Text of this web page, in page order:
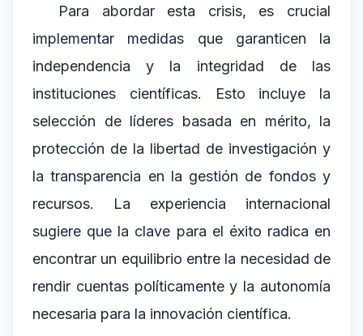
Para abordar esta crisis, es crucial
implementar medidas que garanticen la
independencia y la integridad de las
instituciones científicas. Esto incluye la
selección de líderes basada en mérito, la
protección de la libertad de investigación y
la transparencia en la gestión de fondos y
recursos. La experiencia internacional
sugiere que la clave para el éxito radica en
encontrar un equilibrio entre la necesidad de
rendir cuentas políticamente y la autonomía
necesaria para la innovación científica.